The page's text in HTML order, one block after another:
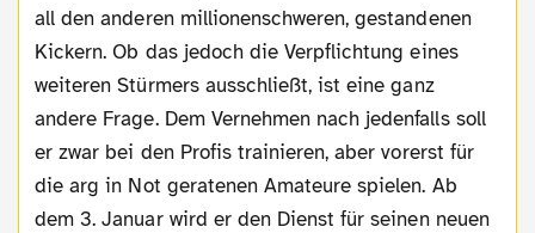
all den anderen millionenschweren, gestandenen
Kickern. Ob das jedoch die Verpflichtung eines
weiteren Stürmers ausschließt, ist eine ganz
andere Frage. Dem Vernehmen nach jedenfalls soll
er zwar bei den Profis trainieren, aber vorerst für
die arg in Not geratenen Amateure spielen. Ab
dem 3. Januar wird er den Dienst für seinen neuen